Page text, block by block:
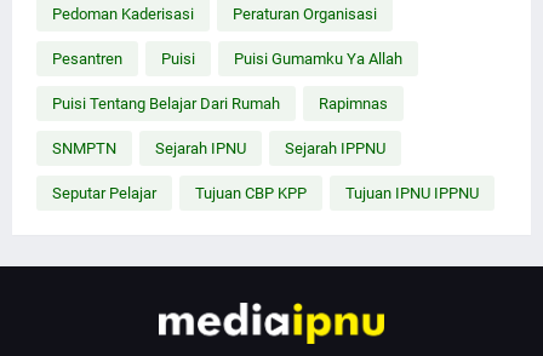
Pedoman Kaderisasi Peraturan Organisasi
Pesantren Puisi Puisi Gumamku Ya Allah
Puisi Tentang Belajar Dari Rumah Rapimnas
SNMPTN Sejarah IPNU Sejarah IPPNU
Seputar Pelajar Tujuan CBP KPP Tujuan IPNU IPPNU